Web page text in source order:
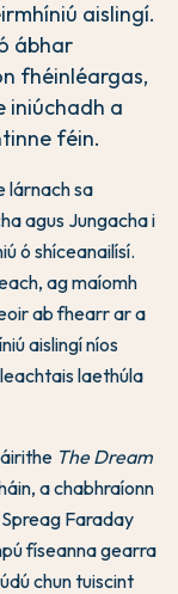
aislingí.
ábhar
fhéinléargas,
iniúchadh a
féin.
lárnach sa
agus Jungacha i
ó shíceanailísí.
ag maíomh
ab fhearr ar a
aislingí níos
laethúla
The Dream
a chabhraíonn
Faraday
físeanna gearra
chun tuiscint